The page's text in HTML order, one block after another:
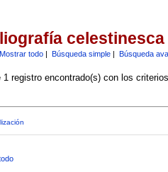
celestinesca
Mostrar todo| Búsqueda simple| Búsqueda
1 registro encontrado(s) con los